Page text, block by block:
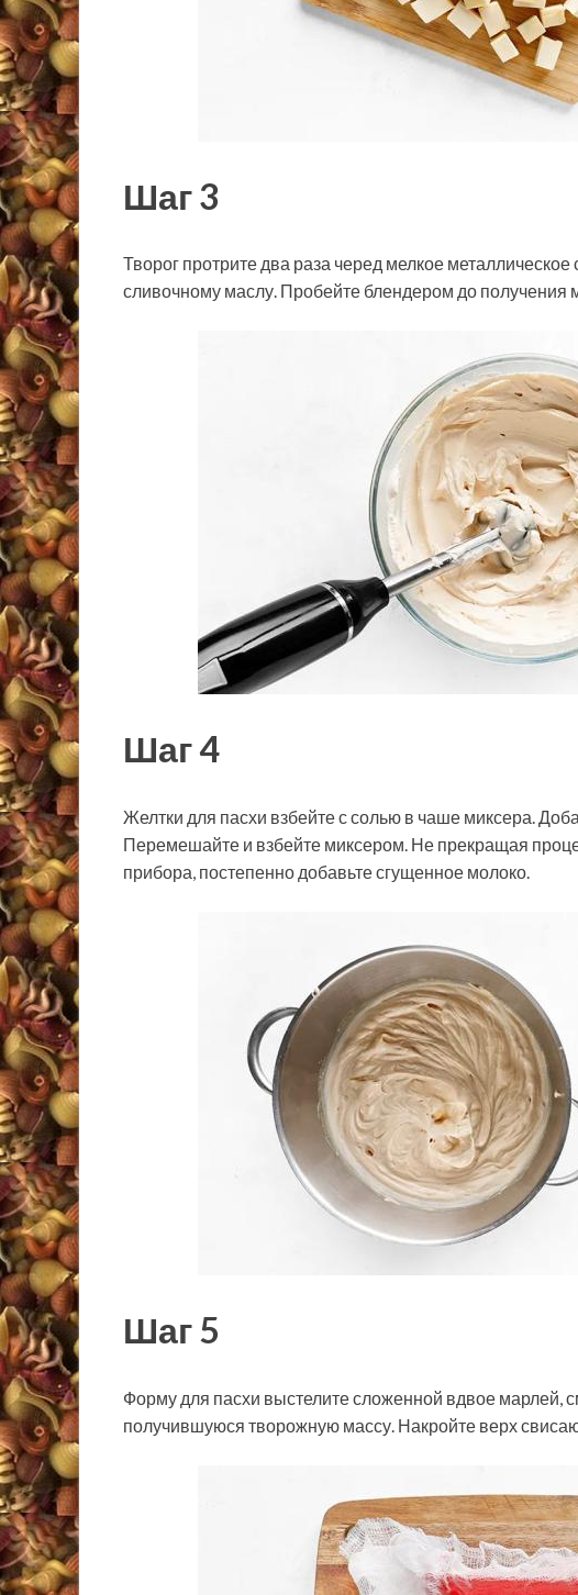
Шаг 3
Творог протрите два раза черед мелкое
сливочному маслу. Пробейте блендером до получения
Шаг 4
Желтки для пасхи взбейте с солью в чаше миксера.
Перемешайте и взбейте миксером. Не прекращая
прибора, постепенно добавьте сгущенное молоко.
Шаг 5
Форму для пасхи выстелите сложенной вдвое марлей,
получившуюся творожную массу. Накройте верх